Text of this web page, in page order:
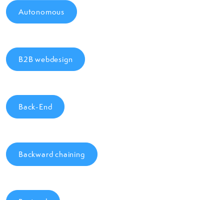
Autonomous
B2B webdesign
Back-End
Backward chaining